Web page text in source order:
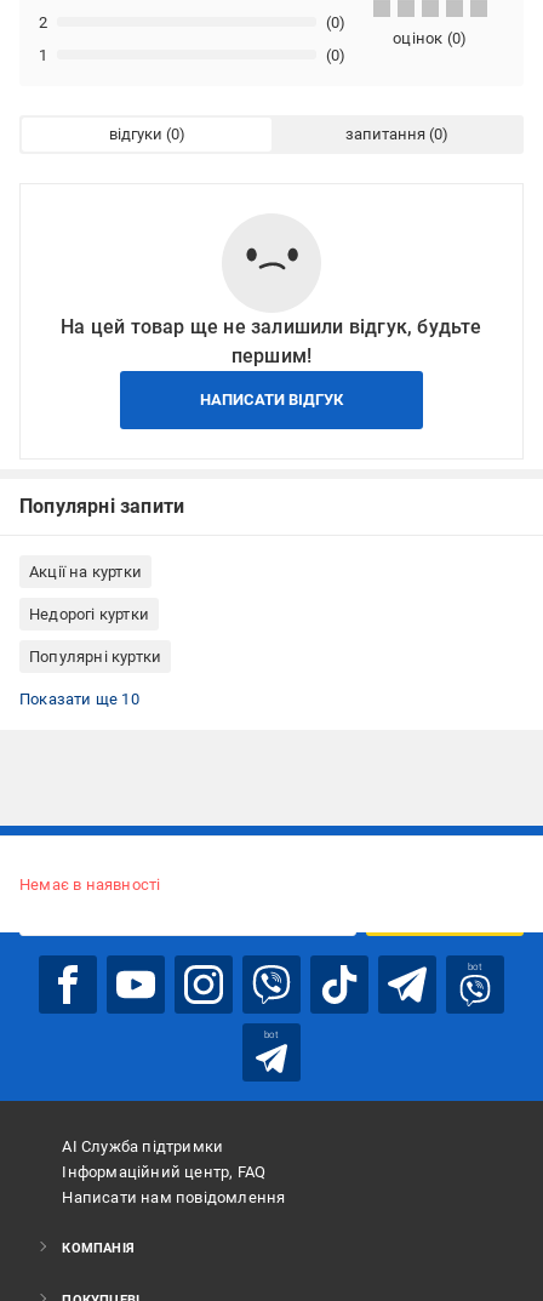
1 (0)
2 (0)
оцінок (0)
відгуки запитання
На цей товар ще не залишили відгук, будьте
першим!
НАПИСАТИ ВІДГУК
Популярні запити
Акції на куртки
Недорогі куртки
Популярні куртки
Показати ще 10
Немає в наявності
bot
bot
АІ Служба підтримки
Інформаційний центр, FAQ
Написати нам повідомлення
КОМПАНІЯ